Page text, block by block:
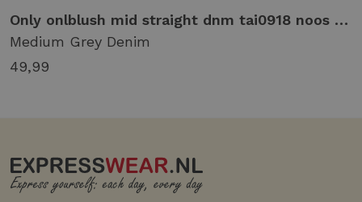
Only onlblush mid straight dnm tai0918 noos Broek medium grey denim
Medium Grey Denim
49,99